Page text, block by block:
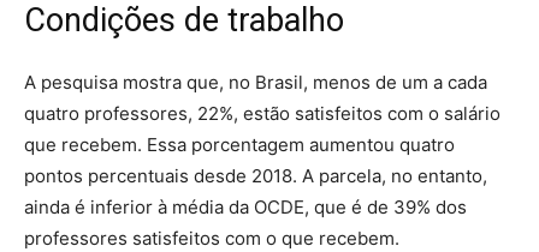
Condições de trabalho
A pesquisa mostra que, no Brasil, menos de um a cada
quatro professores, 22%, estão satisfeitos com o salário
que recebem. Essa porcentagem aumentou quatro
pontos percentuais desde 2018. A parcela, no entanto,
ainda é inferior à média da OCDE, que é de 39% dos
professores satisfeitos com o que recebem.